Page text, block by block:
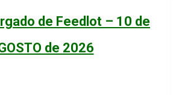
de Feedlot – 10 de
de 2026